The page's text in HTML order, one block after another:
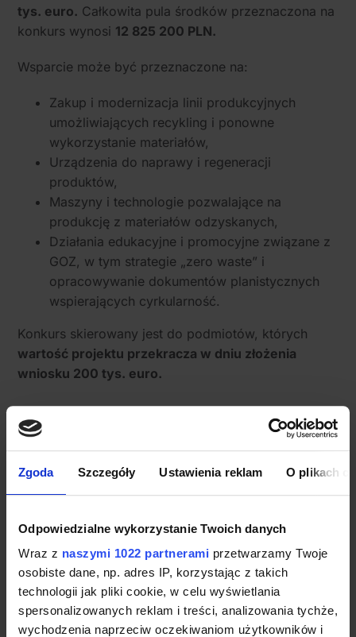
Zgoda Szczegóły Ustawienia reklam O plikach
Odpowiedzialne wykorzystanie Twoich danych
Wraz z naszymi 1022 partnerami przetwarzamy Twoje
osobiste dane, np. adres IP, korzystając z takich
technologii jak pliki cookie, w celu wyświetlania
spersonalizowanych reklam i treści, analizowania tychże,
wychodzenia naprzeciw oczekiwaniom użytkowników i
tys. euro. Całkowita pula środków przeznaczona na
konkurs wynosi 12 825 200 PLN.
Wsparcie może być przeznaczone na:
Zakup i modernizacja linii produkcyjnych
umożliwiających recykling i ponowne
wykorzystanie materiałów,
Urządzenia do naprawy i regeneracji
produktów,
Maszyny i technologie pozwalające na
produkcję z materiałów odzyskanych,
Działania edukacyjne i promocyjne związane z
GOZ, w tym strategie „zero waste” i
opracowywanie dokumentów planistycznych
wspierających cyrkularność.
Konkurs skierowany jest do podmiotów, których
wartość projektu przekracza w dniu złożenia
wniosku 200 tys. euro.